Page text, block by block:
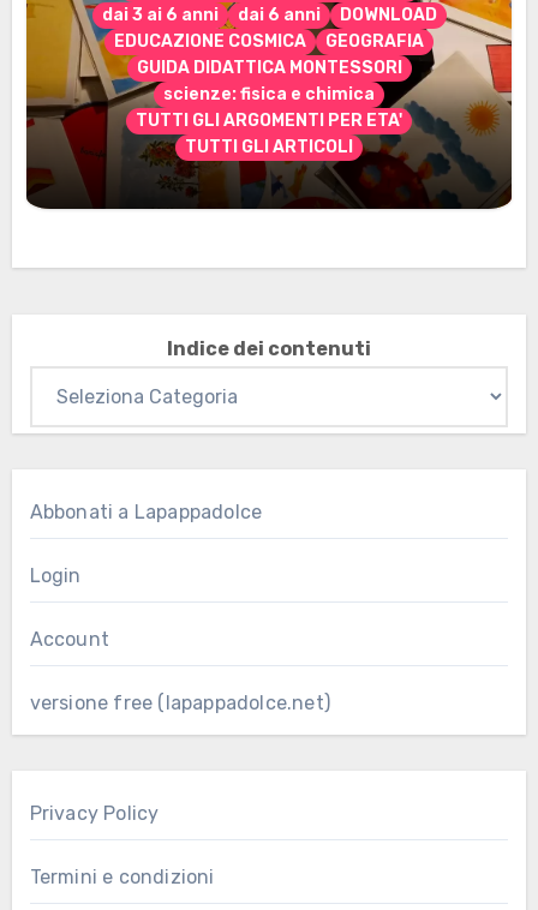
dai 3 ai 6 anni
dai 6 anni
DOWNLOAD
EDUCAZIONE COSMICA
GEOGRAFIA
GUIDA DIDATTICA MONTESSORI
scienze: fisica e chimica
TUTTI GLI ARGOMENTI PER ETA'
TUTTI GLI ARTICOLI
Marzo 2026: nuovi materiali stampabili
per gli abbonati
Indice dei contenuti
Abbonati a Lapappadolce
Login
Account
versione free (lapappadolce.net)
Privacy Policy
Termini e condizioni